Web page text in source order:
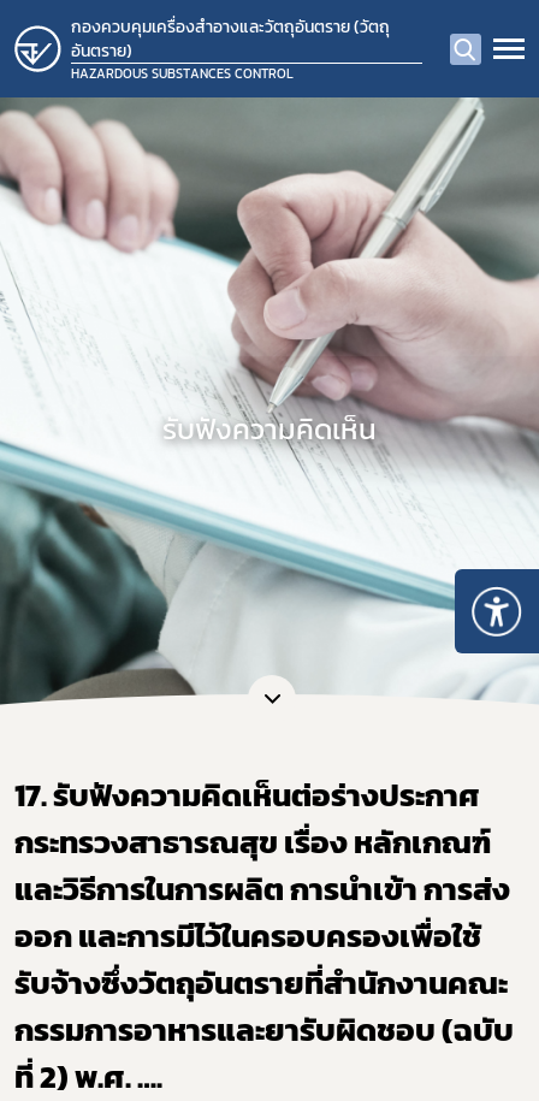
กองควบคุมเครื่องสำอางและวัตถุอันตราย (วัตถุ
อันตราย)
HAZARDOUS SUBSTANCES CONTROL
รับฟังความคิดเห็น
17. รับฟังความคิดเห็นต่อร่างประกาศ
กระทรวงสาธารณสุข เรื่อง หลักเกณฑ์
และวิธีการในการผลิต การนำเข้า การส่ง
ออก และการมีไว้ในครอบครองเพื่อใช้
รับจ้างซึ่งวัตถุอันตรายที่สำนักงานคณะ
กรรมการอาหารและยารับผิดชอบ (ฉบับ
ที่ 2) พ.ศ. ….
Subscribe
เลือกหัวข้อที่ท่านต้องการ Subscribe